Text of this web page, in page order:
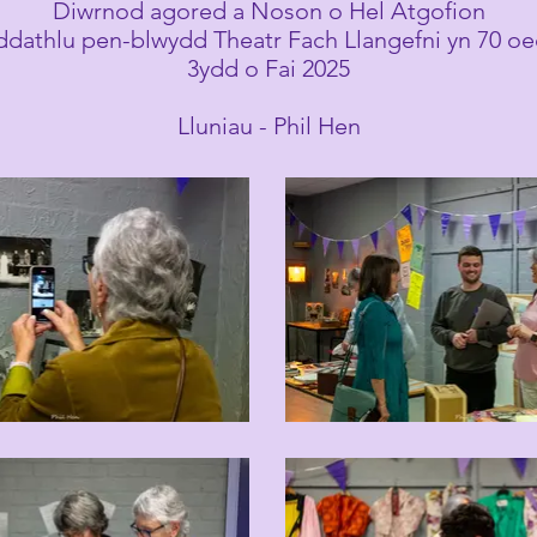
Diwrnod agored a Noson o Hel Atgofion
pen-blwydd Theatr Fach Llangefni yn 70
3ydd o Fai 2025
Lluniau - Phil Hen